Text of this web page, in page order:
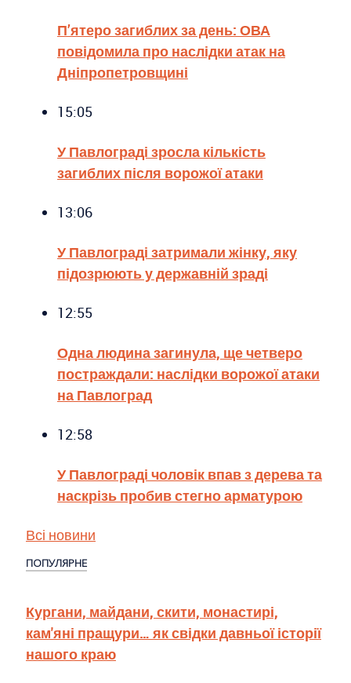
П’ятеро загиблих за день: ОВА
повідомила про наслідки атак на
Дніпропетровщині
15:05
У Павлограді зросла кількість
загиблих після ворожої атаки
13:06
У Павлограді затримали жінку, яку
підозрюють у державній зраді
12:55
Одна людина загинула, ще четверо
постраждали: наслідки ворожої атаки
на Павлоград
12:58
У Павлограді чоловік впав з дерева та
наскрізь пробив стегно арматурою
Всі новини
ПОПУЛЯРНЕ
Кургани, майдани, скити, монастирі,
кам'яні пращури… як свідки давньої історії
нашого краю